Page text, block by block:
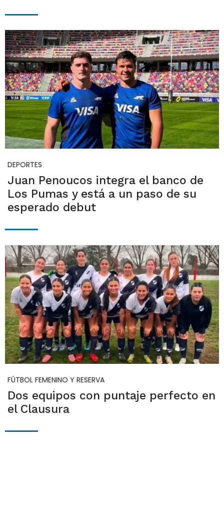
DEPORTES
Juan Penoucos integra el banco de
Los Pumas y está a un paso de su
esperado debut
FÚTBOL FEMENINO Y RESERVA
Dos equipos con puntaje perfecto en
el Clausura